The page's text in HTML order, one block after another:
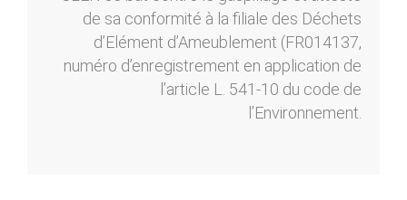
de sa conformité à la filiale des Déchets
d’Elément d’Ameublement (FR014137,
numéro d’enregistrement en application de
l’article L. 541-10 du code de
l’Environnement.